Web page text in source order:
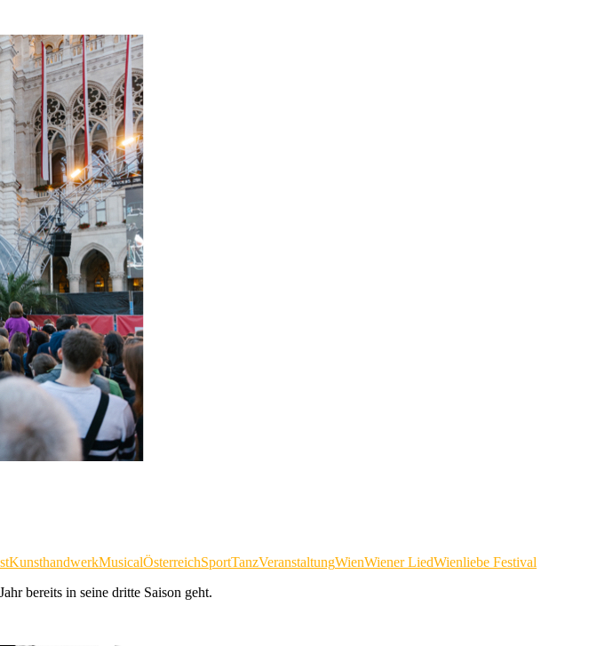
KunsthandwerkMusicalÖsterreichSportTanzVeranstaltungWienWiener LiedWienliebe Festival
bereits in seine dritte Saison geht.